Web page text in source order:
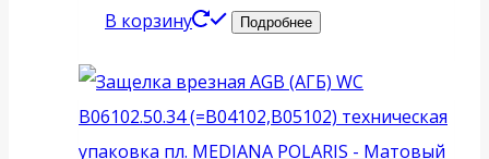
В корзину
Подробнее